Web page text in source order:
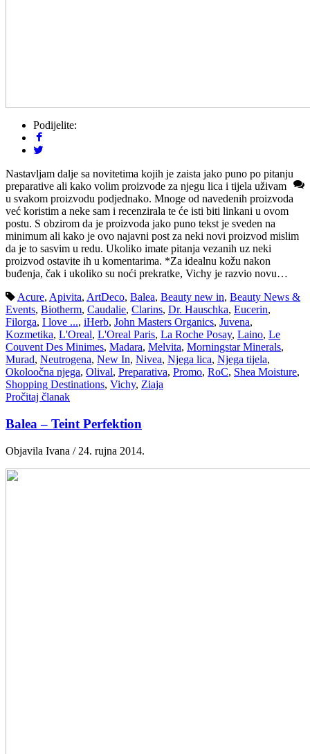
Podijelite:
Nastavljam dalje sa novitetima kojih je zaista jako puno po pitanju
preparative ali kako volim proizvode za njegu lica i tijela uživam
u svakom proizvodu podjednako. Mnoge od navedenih proizvoda
već koristim a neke sam i recenzirala te će isti biti linkani u ovom
postu. S obzirom da je proizvoda jako puno tekst je sveden na
minimum ali kako je ovo najavni post za neki novi proizvod mislim
da je to sasvim u redu. Ukoliko imate pitanja vezanih uz neki
proizvod ostavite ih u komentarima. *Za idealnu kožu nakon
buđenja, čak i ukoliko su noći prekratke, Vichy je razvio novu…
Acure, Apivita, ArtDeco, Balea, Beauty new in, Beauty News &
Events, Biotherm, Caudalie, Clarins, Dr. Hauschka, Eucerin,
Filorga, I love ..., iHerb, John Masters Organics, Juvena,
Kozmetika, L'Oreal, L'Oreal Paris, La Roche Posay, Laino, Le
Couvent Des Minimes, Madara, Melvita, Morningstar Minerals,
Murad, Neutrogena, New In, Nivea, Njega lica, Njega tijela,
Okoloočna njega, Olival, Preparativa, Promo, RoC, Shea Moisture,
Shopping Destinations, Vichy, Ziaja
Pročitaj članak
Balea – Teint Perfektion
Objavila Ivana / 24. rujna 2014.